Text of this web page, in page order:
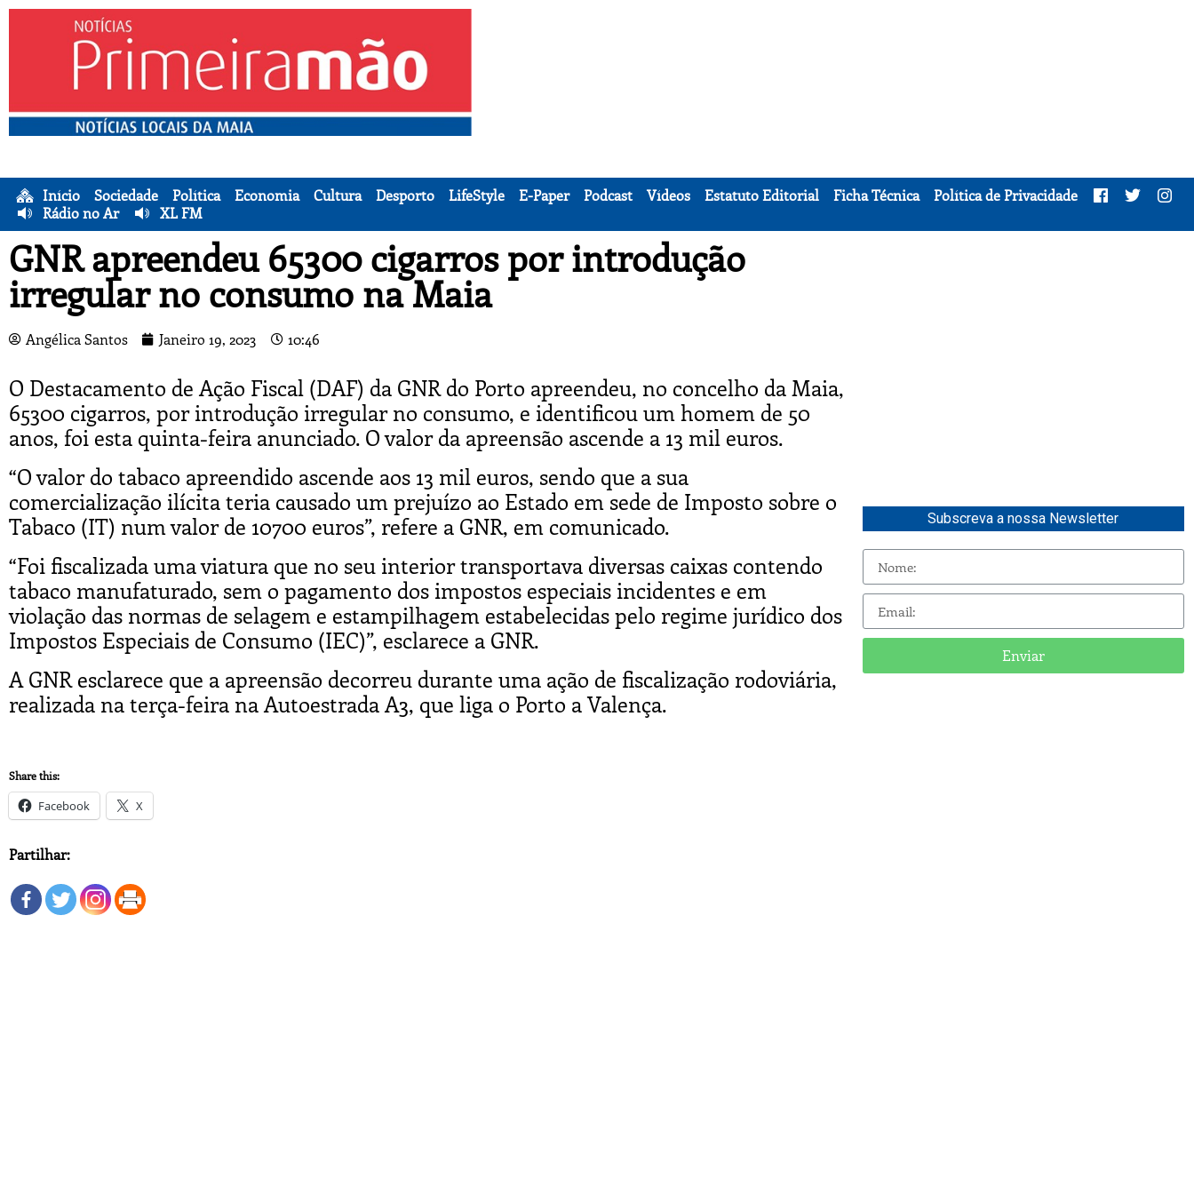
Início Sociedade Política Economia Cultura Desporto LifeStyle E-Paper Podcast Vídeos Estatuto Editorial Ficha Técnica
Política de Privacidade
Rádio no Ar
XL FM
GNR apreendeu 65300 cigarros por introdução
irregular no consumo na Maia
Angélica Santos Janeiro 19, 2023 10:46
O Destacamento de Ação Fiscal (DAF) da GNR do Porto apreendeu, no concelho da Maia,
65300 cigarros, por introdução irregular no consumo, e identificou um homem de 50
anos, foi esta quinta-feira anunciado. O valor da apreensão ascende a 13 mil euros.
“O valor do tabaco apreendido ascende aos 13 mil euros, sendo que a sua
comercialização ilícita teria causado um prejuízo ao Estado em sede de Imposto sobre o
Tabaco (IT) num valor de 10700 euros”, refere a GNR, em comunicado.
“Foi fiscalizada uma viatura que no seu interior transportava diversas caixas contendo
tabaco manufaturado, sem o pagamento dos impostos especiais incidentes e em
violação das normas de selagem e estampilhagem estabelecidas pelo regime jurídico dos
Impostos Especiais de Consumo (IEC)”, esclarece a GNR.
A GNR esclarece que a apreensão decorreu durante uma ação de fiscalização rodoviária,
realizada na terça-feira na Autoestrada A3, que liga o Porto a Valença.
Share this:
Facebook X
Partilhar:
Subscreva a nossa Newsletter
Enviar